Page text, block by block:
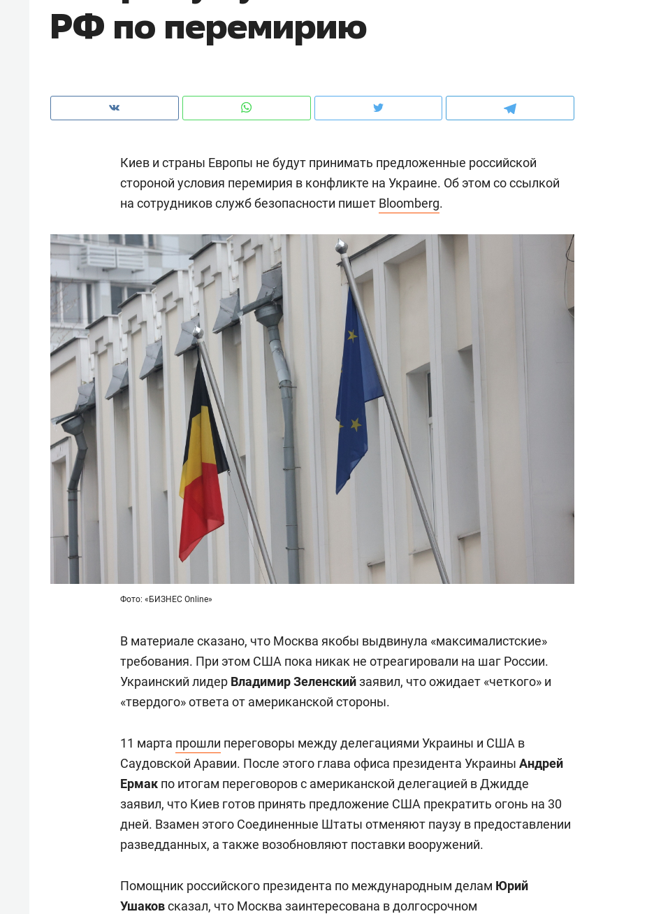
РФ по перемирию
Киев и страны Европы не будут принимать предложенные российской
стороной условия перемирия в конфликте на Украине. Об этом со ссылкой
на сотрудников служб безопасности пишет Bloomberg.
Фото: «БИЗНЕС Online»
В материале сказано, что Москва якобы выдвинула «максималистские»
требования. При этом США пока никак не отреагировали на шаг России.
Украинский лидер Владимир Зеленскийзаявил, что ожидает «четкого» и
«твердого» ответа от американской стороны.
11 марта прошли переговоры между делегациями Украины и США в
Саудовской Аравии. После этого глава офиса президента Украины Андрей
Ермак по итогам переговоров с американской делегацией в Джидде
заявил, что Киев готов принять предложение США прекратить огонь на 30
дней. Взамен этого Соединенные Штаты отменяют паузу в предоставлении
разведданных, а также возобновляют поставки вооружений.
Помощник российского президента по международным делам Юрий
Ушаковсказал, что Москва заинтересована в долгосрочном
чем интересен Оман?
клиентах и чудных запросах мастеров
Рекомендуем
Как ГК «МИР ГРУПП» и ВТБ
создают оазис жилого
комфорта под Казанью
Рекомендуем
150 камер до квартиры и Face
ID вместо ключа: какой будет
безопасность в ЖК «Нова»
Опыт выживания в дикой
с ментальным и физическим
состоянием как основа
антихрупких команд